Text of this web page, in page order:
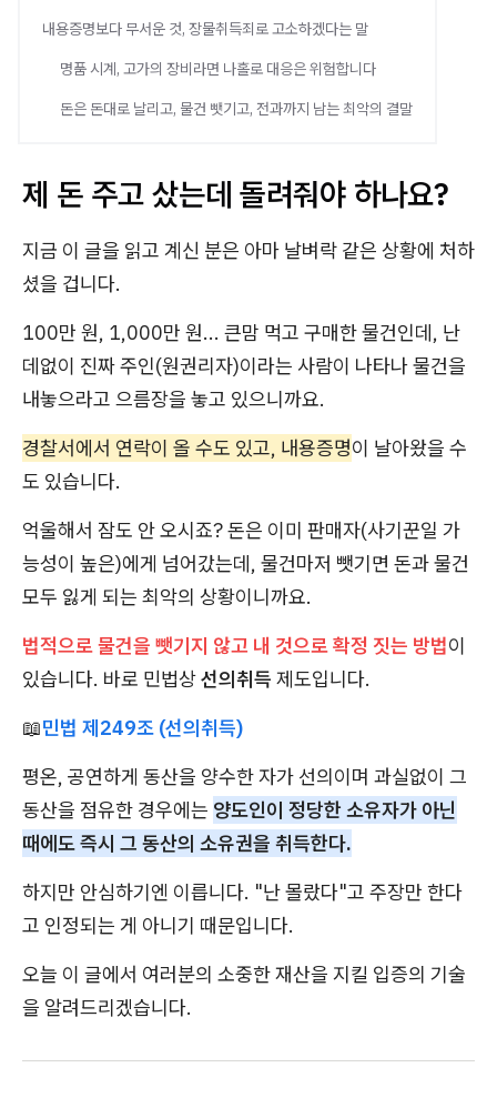
내용증명보다 무서운 것, 장물취득죄로 고소하겠다는 말
명품 시계, 고가의 장비라면 나홀로 대응은 위험합니다
돈은 돈대로 날리고, 물건 뺏기고, 전과까지 남는 최악의 결말
제 돈 주고 샀는데 돌려줘야 하나요?
지금 이 글을 읽고 계신 분은 아마 날벼락 같은 상황에 처하
셨을 겁니다.
100만 원, 1,000만 원... 큰맘 먹고 구매한 물건인데, 난
데없이 진짜 주인(원권리자)이라는 사람이 나타나 물건을
내놓으라고 으름장을 놓고 있으니까요.
경찰서에서 연락이 올 수도 있고, 내용증명이 날아왔을 수
도 있습니다.
억울해서 잠도 안 오시죠? 돈은 이미 판매자(사기꾼일 가
능성이 높은)에게 넘어갔는데, 물건마저 뺏기면 돈과 물건
모두 잃게 되는 최악의 상황이니까요.
법적으로 물건을 뺏기지 않고 내 것으로 확정 짓는 방법이
있습니다. 바로 민법상선의취득 제도입니다.
📖민법 제249조 (선의취득)
평온, 공연하게 동산을 양수한 자가 선의이며 과실없이 그
동산을 점유한 경우에는 양도인이 정당한 소유자가 아닌
때에도 즉시 그 동산의 소유권을 취득한다.
하지만 안심하기엔 이릅니다. "난 몰랐다"고 주장만 한다
고 인정되는 게 아니기 때문입니다.
오늘 이 글에서 여러분의 소중한 재산을 지킬 입증의 기술
을 알려드리겠습니다.